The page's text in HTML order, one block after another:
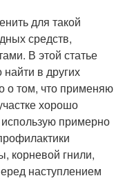
для такой
средств,
В этой статье
в других
о том, что применяю
хорошо
примерно
корневой гнили,
наступлением